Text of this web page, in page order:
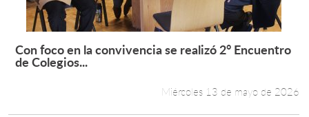
Leer más +
Con foco en la convivencia se realizó 2° Encuentro
de Colegios...
Miércoles 13 de mayo de 2026